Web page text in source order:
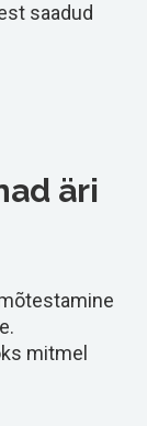
saadud
äri
mitmel